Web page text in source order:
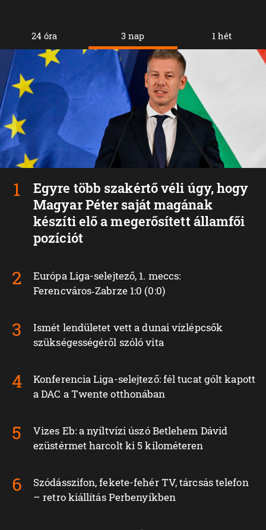
24 óra 3 nap
Egyre több szakértő véli úgy, hogy
Magyar Péter saját magának
készíti elő a megerősített államfői
pozíciót
Európa Liga-selejtező, 1. meccs:
Ferencváros‑Zabrze 1:0 (0:0)
Ismét lendületet vett a dunai vízlépcsők
szükségességéről szóló vita
Konferencia Liga-selejtező: fél tucat gólt kapott
a DAC a Twente otthonában
Vizes Eb: a nyíltvízi úszó Betlehem Dávid
ezüstérmet harcolt ki 5 kilométeren
Szódásszifon, fekete-fehér TV, tárcsás telefon
– retro kiállítás Perbenyíkben
1 hét